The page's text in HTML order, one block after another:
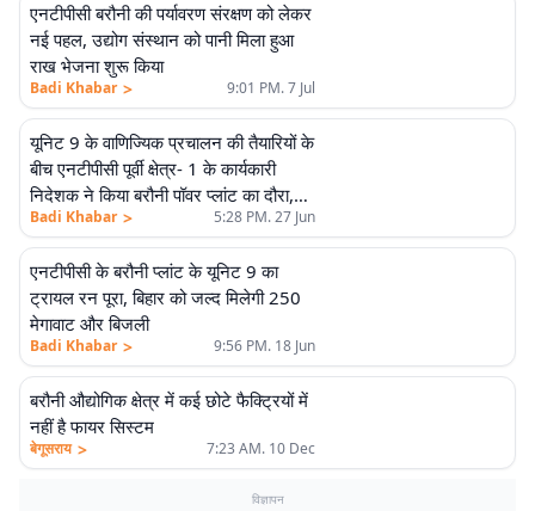
एनटीपीसी बरौनी की पर्यावरण संरक्षण को लेकर
नई पहल, उद्योग संस्थान को पानी मिला हुआ
राख भेजना शुरू किया
Badi Khabar > 9:01 PM. 7 Jul
यूनिट 9 के वाणिज्यिक प्रचालन की तैयारियों के
बीच एनटीपीसी पूर्वी क्षेत्र- 1 के कार्यकारी
निदेशक ने किया बरौनी पॉवर प्लांट का दौरा,
अधिकारियों को दिये कई जरूरी निर्देश
Badi Khabar > 5:28 PM. 27 Jun
एनटीपीसी के बरौनी प्लांट के यूनिट 9 का
ट्रायल रन पूरा, बिहार को जल्द मिलेगी 250
मेगावाट और बिजली
Badi Khabar > 9:56 PM. 18 Jun
बरौनी औद्योगिक क्षेत्र में कई छोटे फैक्ट्रियों में
नहीं है फायर सिस्टम
बेगूसराय > 7:23 AM. 10 Dec
विज्ञापन